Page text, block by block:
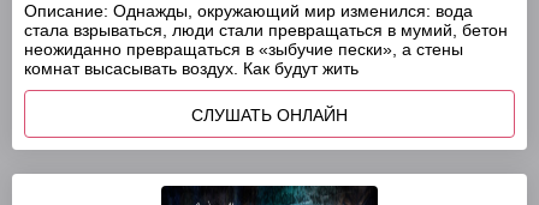
Описание: Однажды, окружающий мир изменился: вода
стала взрываться, люди стали превращаться в мумий, бетон
неожиданно превращаться в «зыбучие пески», а стены
комнат высасывать воздух. Как будут жить
СЛУШАТЬ ОНЛАЙН